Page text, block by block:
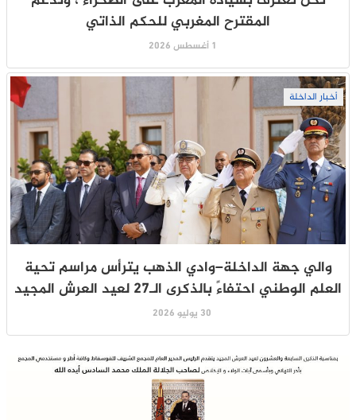
المقترح المغربي للحكم الذاتي
1 أغسطس 2026
أخبار الداخلة
والي جهة الداخلة–وادي الذهب يترأس مراسم تحية
العلم الوطني احتفاءً بالذكرى الـ27 لعيد العرش المجيد
30 يوليو 2026